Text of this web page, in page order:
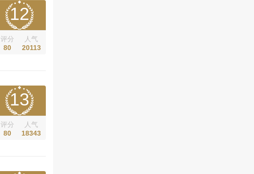
12
评分
80
人气
20113
13
评分
80
人气
18343